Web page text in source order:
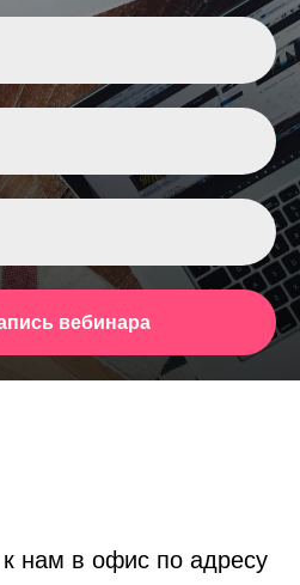
вебинара
нам в офис по адресу